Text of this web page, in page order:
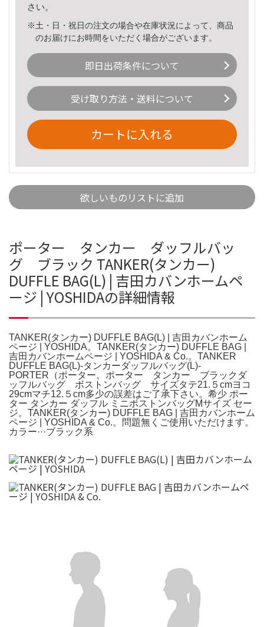
さい。
※土・日・祝日の注文の場合や在庫状況によって、商品
のお届けにお時間をいただく場合がございます。
即日出荷条件について
受け取り方法・送料について
カートに入れる
欲しいものリストに追加
ポーター タンカー ダッフルバッ
グ ブラック TANKER(タンカー)
DUFFLE BAG(L) | 吉田カバンホームペ
ージ | YOSHIDAの詳細情報
TANKER(タンカー) DUFFLE BAG(L) | 吉田カバンホーム
ページ | YOSHIDA。TANKER(タンカー) DUFFLE BAG |
吉田カバンホームページ | YOSHIDA & Co.。TANKER
DUFFLE BAG(L)-タンカーダッフルバッグ(L)-
PORTER（ポーター。ポーター タンカー ブラックダ
ッフルバッグ ボストンバッグ サイズタテ21.５cmヨコ
29cmマチ12.５cm多少の誤差はご了承下さい。希少 ポー
ター タンカー ダッフル ミニボストンバッグMサイズ セー
ジ。TANKER(タンカー) DUFFLE BAG | 吉田カバンホーム
ページ | YOSHIDA & Co.。問題無くご使用いただけます。
カラー···ブラック系